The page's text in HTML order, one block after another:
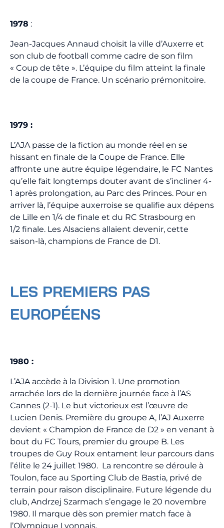
1978 :
Jean-Jacques Annaud choisit la ville d’Auxerre et
son club de football comme cadre de son film
« Coup de tête ». L’équipe du film atteint la finale
de la coupe de France. Un scénario prémonitoire.
1979 :
L’AJA passe de la fiction au monde réel en se
hissant en finale de la Coupe de France. Elle
affronte une autre équipe légendaire, le FC Nantes
qu’elle fait longtemps douter avant de s’incliner 4-
1 après prolongation, au Parc des Princes. Pour en
arriver là, l’équipe auxerroise se qualifie aux dépens
de Lille en 1/4 de finale et du RC Strasbourg en
1/2 finale. Les Alsaciens allaient devenir, cette
saison-là, champions de France de D1.
LES PREMIERS PAS
EUROPÉENS
1980 :
L’AJA accède à la Division 1. Une promotion
arrachée lors de la dernière journée face à l’AS
Cannes (2-1). Le but victorieux est l’œuvre de
Lucien Denis. Première du groupe A, l’AJ Auxerre
devient « Champion de France de D2 » en venant à
bout du FC Tours, premier du groupe B. Les
troupes de Guy Roux entament leur parcours dans
l’élite le 24 juillet 1980. La rencontre se déroule à
Toulon, face au Sporting Club de Bastia, privé de
terrain pour raison disciplinaire. Future légende du
club, Andrzej Szarmach s’engage le 20 novembre
1980. Il marque dès son premier match face à
l’Olympique Lyonnais.